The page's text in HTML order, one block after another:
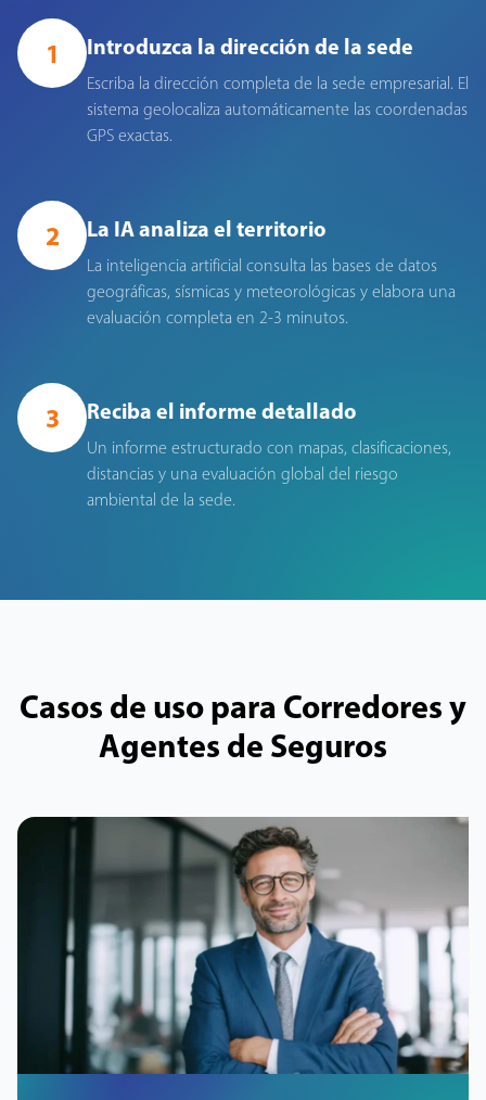
1 Introduzca la dirección de la sede
Escriba la dirección completa de la sede empresarial. El
sistema geolocaliza automáticamente las coordenadas
GPS exactas.
2 La IA analiza el territorio
La inteligencia artificial consulta las bases de datos
geográficas, sísmicas y meteorológicas y elabora una
evaluación completa en 2-3 minutos.
3 Reciba el informe detallado
Un informe estructurado con mapas, clasificaciones,
distancias y una evaluación global del riesgo
ambiental de la sede.
Casos de uso para Corredores y
Agentes de Seguros